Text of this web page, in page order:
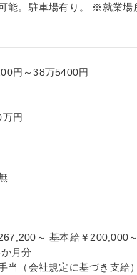
能。駐車場有り。 ※就業場
円～38万5400円
円
～ 基本給￥200,000
月分
当（会社規定に基づき支給